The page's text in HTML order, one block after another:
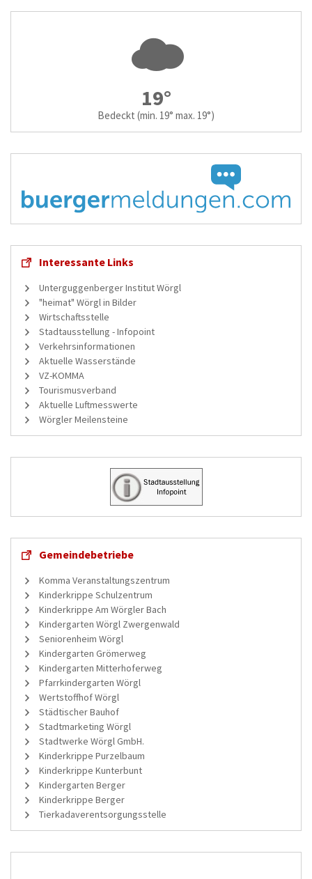
19°
Bedeckt (min. 19° max. 19°)
Interessante Links
Unterguggenberger Institut Wörgl
"heimat" Wörgl in Bilder
Wirtschaftsstelle
Stadtausstellung - Infopoint
Verkehrsinformationen
Aktuelle Wasserstände
VZ-KOMMA
Tourismusverband
Aktuelle Luftmesswerte
Wörgler Meilensteine
Gemeindebetriebe
Komma Veranstaltungszentrum
Kinderkrippe Schulzentrum
Kinderkrippe Am Wörgler Bach
Kindergarten Wörgl Zwergenwald
Seniorenheim Wörgl
Kindergarten Grömerweg
Kindergarten Mitterhoferweg
Pfarrkindergarten Wörgl
Wertstoffhof Wörgl
Städtischer Bauhof
Stadtmarketing Wörgl
Stadtwerke Wörgl GmbH.
Kinderkrippe Purzelbaum
Kinderkrippe Kunterbunt
Kindergarten Berger
Kinderkrippe Berger
Tierkadaverentsorgungsstelle